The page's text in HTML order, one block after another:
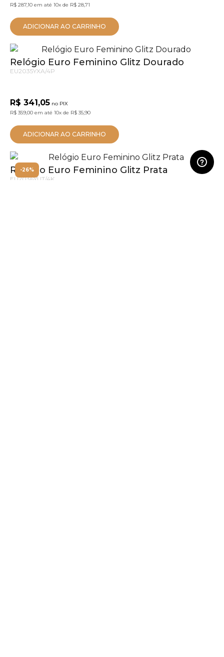
R$ 287,10 em até 10x de R$ 28,71
ADICIONAR AO CARRINHO
Relógio Euro Feminino Glitz Dourado
EU2035YXA/4P
R$ 341,05 no PIX
R$ 359,00 em até 10x de R$ 35,90
ADICIONAR AO CARRINHO
-26%
Relógio Euro Feminino Glitz Prata
EU2036YUT/4K